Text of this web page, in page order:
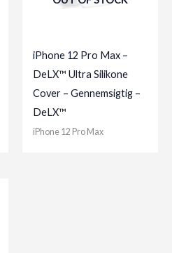
iPhone 12 Pro Max –
DeLX™ Ultra Silikone
Cover – Gennemsigtig –
DeLX™
iPhone 12 Pro Max